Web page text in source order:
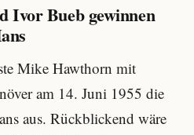
Ivor Bueb gewinnen
Mike Hawthorn mit
am 14. Juni 1955 die
aus. Rückblickend wäre